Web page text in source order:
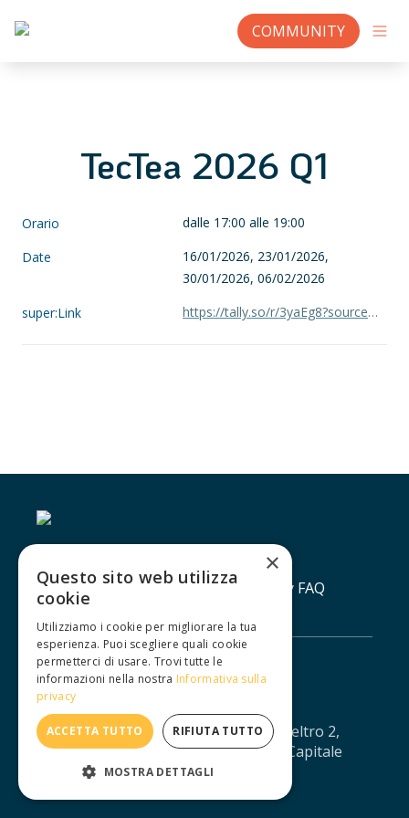
COMMUNITY
TecTea 2026 Q1
Orario
dalle 17:00 alle 19:00
Date
16/01/2026, 23/01/2026,
30/01/2026, 06/02/2026
super:Link
https://tally.so/r/3yaEg8?source=sito&discentis_ID=TecTea&course_ID=100309&edition_ID=153830
Contatti Lavora con noiPrivacy policy FAQ
IUXTA S.R.L. - Via Agostino da Montefeltro 2,
10134 Torino - CF/PI: 12688330013 - Capitale
sociale: € 11.041,67 - iuxtasrl@pec.it
×
Questo sito web utilizza
cookie
Utilizziamo i cookie per migliorare la tua
esperienza. Puoi scegliere quali cookie
permetterci di usare. Trovi tutte le
informazioni nella nostra Informativa sulla
privacy
ACCETTA TUTTO RIFIUTA TUTTO
MOSTRA DETTAGLI